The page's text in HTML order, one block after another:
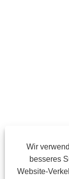
Wir
besseres
Website-